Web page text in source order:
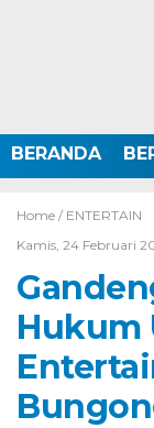
BERANDA
Home / ENTERTAIN
Kamis, 24 Februari
Hukum